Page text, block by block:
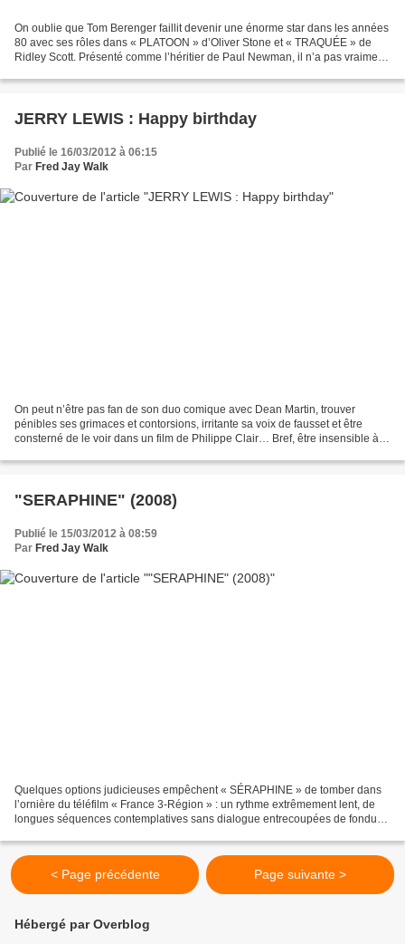
On oublie que Tom Berenger faillit devenir une énorme star dans les années
80 avec ses rôles dans « PLATOON » d’Oliver Stone et « TRAQUÉE » de
Ridley Scott. Présenté comme l’héritier de Paul Newman, il n’a pas vraiment
JERRY LEWIS : Happy birthday
Publié le 16/03/2012 à 06:15
Par Fred Jay Walk
On peut n’être pas fan de son duo comique avec Dean Martin, trouver
pénibles ses grimaces et contorsions, irritante sa voix de fausset et être
consterné de le voir dans un film de Philippe Clair… Bref, être insensible à
"SERAPHINE" (2008)
Publié le 15/03/2012 à 08:59
Par Fred Jay Walk
Quelques options judicieuses empêchent « SÉRAPHINE » de tomber dans
l’ornière du téléfilm « France 3-Région » : un rythme extrêmement lent, de
longues séquences contemplatives sans dialogue entrecoupées de fondus
< Page précédente Page suivante >
Hébergé par Overblog